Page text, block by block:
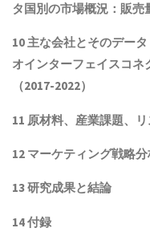
タ国別の市場概況：販売
10 主な会社とそのデータ
オインターフェイスコネ
（2017-2022）
11 原材料、産業課題、
12 マーケティング戦略
13 研究成果と結論
14 付録